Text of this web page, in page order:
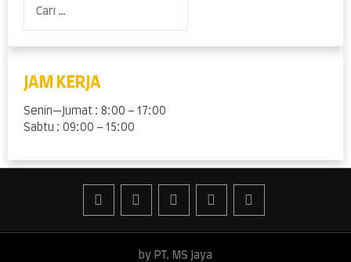
untuk:
JAM KERJA
Senin—Jumat : 8:00 – 17:00
Sabtu : 09:00 – 15:00
by PT. MS Jaya